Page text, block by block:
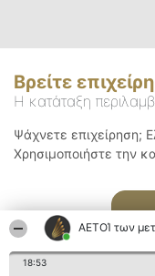
ΑΕΤΟΊ των
18:53
Βρείτε
Η κατάταξη
Ψάχνετε επιχείρηση;
Χρησιμοποιήστε την